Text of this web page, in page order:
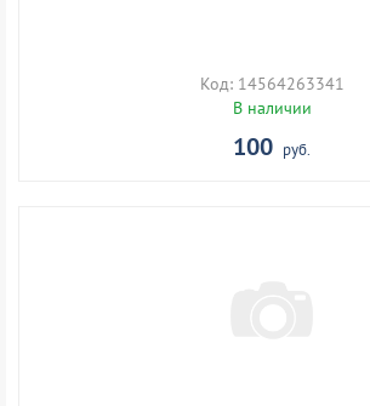
Код: 14564263341
В наличии
100 руб.